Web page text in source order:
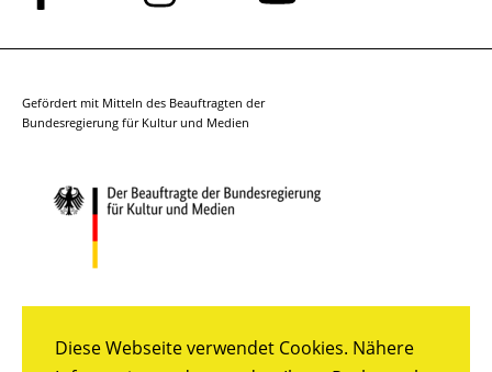
Diese Webseite verwendet Cookies. Nähere
uns
auf
uns
auf
auf
Gefördert mit Mitteln des Beauftragten der
Bundesregierung für Kultur und Medien